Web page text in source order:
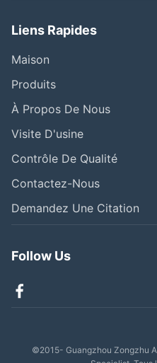
Liens Rapides
Maison
Produits
À Propos De Nous
Visite D'usine
Contrôle De Qualité
Contactez-Nous
Demandez Une Citation
Follow Us
©2015- Guangzhou Zongzhu